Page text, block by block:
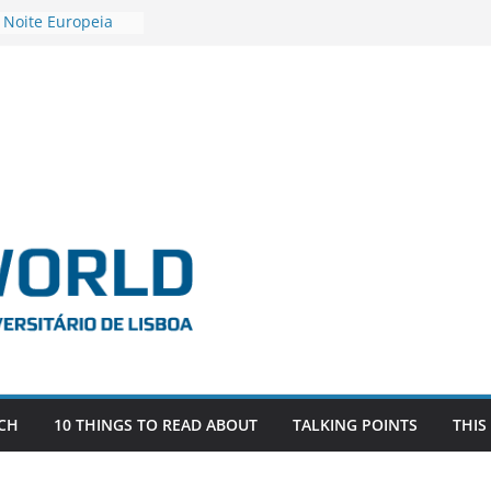
Noite Europeia
as the
EU, Russia
SAGE
10 THINGS TO READ ABOUT TALKING POINTS THIS